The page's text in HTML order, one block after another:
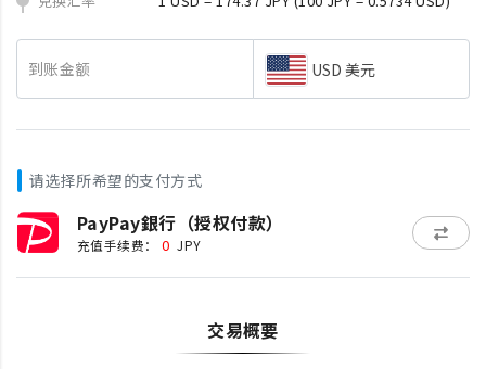
到账金额 USD 美元
请选择所希望的支付方式
PayPay銀行（授权付款）
充值手续费： 0 JPY
交易概要